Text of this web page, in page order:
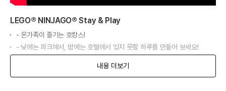
LEGO® NINJAGO® Stay & Play
- 온가족이 즐기는 호캉스!
- 낮에는 파크에서, 밤에는 호텔에서 잊지 못할 하루를 만들어 보세요!
내용 더보기